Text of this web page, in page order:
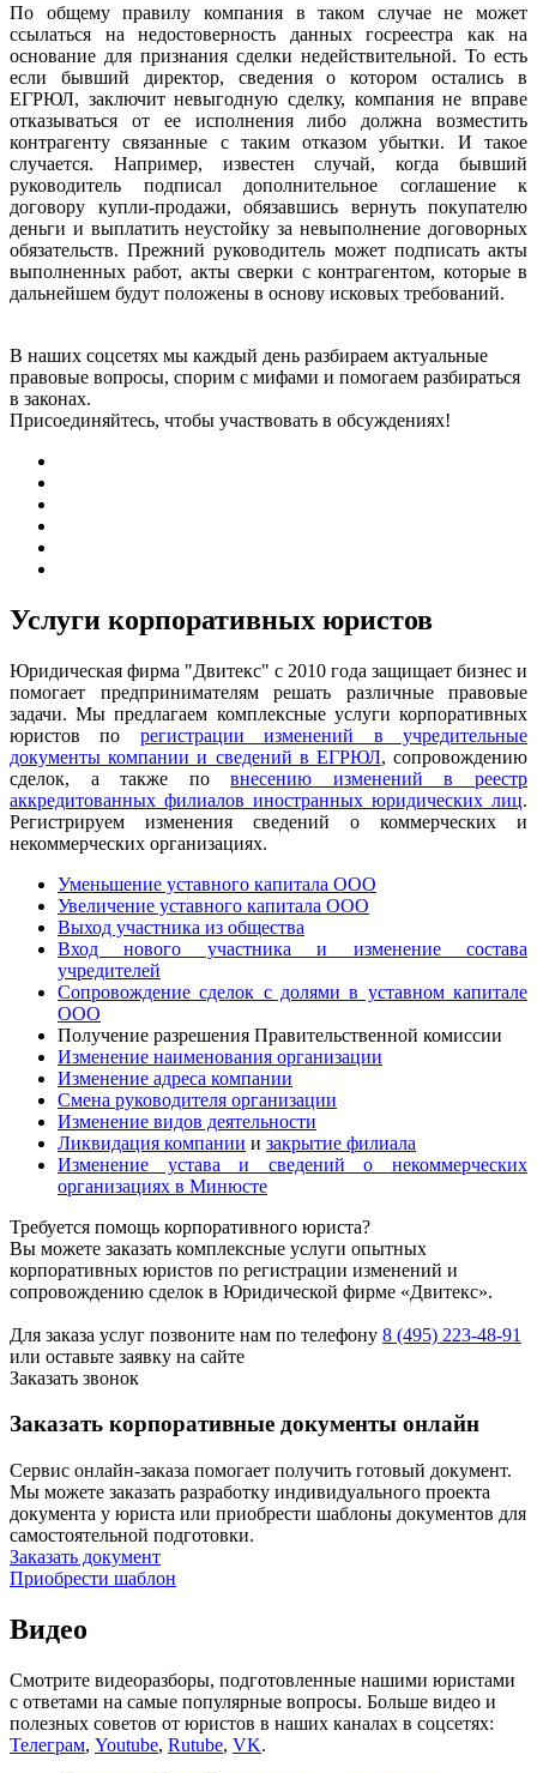
По общему правилу компания в таком случае не может
ссылаться на недостоверность данных госреестра как на
основание для признания сделки недействительной. То есть
если бывший директор, сведения о котором остались в
ЕГРЮЛ, заключит невыгодную сделку, компания не вправе
отказываться от ее исполнения либо должна возместить
контрагенту связанные с таким отказом убытки. И такое
случается. Например, известен случай, когда бывший
руководитель подписал дополнительное соглашение к
договору купли-продажи, обязавшись вернуть покупателю
деньги и выплатить неустойку за невыполнение договорных
обязательств. Прежний руководитель может подписать акты
выполненных работ, акты сверки с контрагентом, которые в
дальнейшем будут положены в основу исковых требований.
В наших соцсетях мы каждый день разбираем актуальные
правовые вопросы, спорим с мифами и помогаем разбираться
в законах.
Присоединяйтесь, чтобы участвовать в обсуждениях!
Услуги корпоративных юристов
Юридическая фирма "Двитекс" с 2010 года защищает бизнес и
помогает предпринимателям решать различные правовые
задачи. Мы предлагаем комплексные услуги корпоративных
юристов по регистрации изменений в учредительные
документы компании и сведений в ЕГРЮЛ, сопровождению
сделок, а также повнесению изменений в реестр
аккредитованных филиалов иностранных юридических лиц.
Регистрируем изменения сведений о коммерческих и
некоммерческих организациях.
Уменьшение уставного капитала ООО
Увеличение уставного капитала ООО
Выход участника из общества
Вход нового участника и изменение состава
учредителей
Сопровождение сделок с долями в уставном капитале
ООО
Получение разрешения Правительственной комиссии
Изменение наименования организации
Изменение адреса компании
Смена руководителя организации
Изменение видов деятельности
Ликвидация компании и закрытие филиала
Изменение устава и сведений о некоммерческих
организациях в Минюсте
Требуется помощь корпоративного юриста?
Вы можете заказать комплексные услуги опытных
корпоративных юристов по регистрации изменений и
сопровождению сделок в Юридической фирме «Двитекс».
Для заказа услуг позвоните нам по телефону 8 (495) 223-48-91
или оставьте заявку на сайте
Заказать звонок
Заказать корпоративные документы онлайн
Сервис онлайн-заказа помогает получить готовый документ.
Мы можете заказать разработку индивидуального проекта
документа у юриста или приобрести шаблоны документов для
самостоятельной подготовки.
Заказать документ
Приобрести шаблон
Видео
Смотрите видеоразборы, подготовленные нашими юристами
с ответами на самые популярные вопросы. Больше видео и
полезных советов от юристов в наших каналах в соцсетях:
Телеграм, Youtube, Rutube, VK.